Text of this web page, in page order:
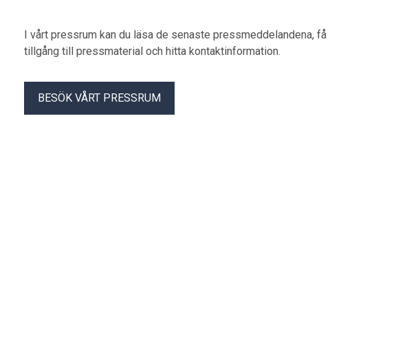
I vårt pressrum kan du läsa de senaste pressmeddelandena, få
tillgång till pressmaterial och hitta kontaktinformation.
BESÖK VÅRT PRESSRUM